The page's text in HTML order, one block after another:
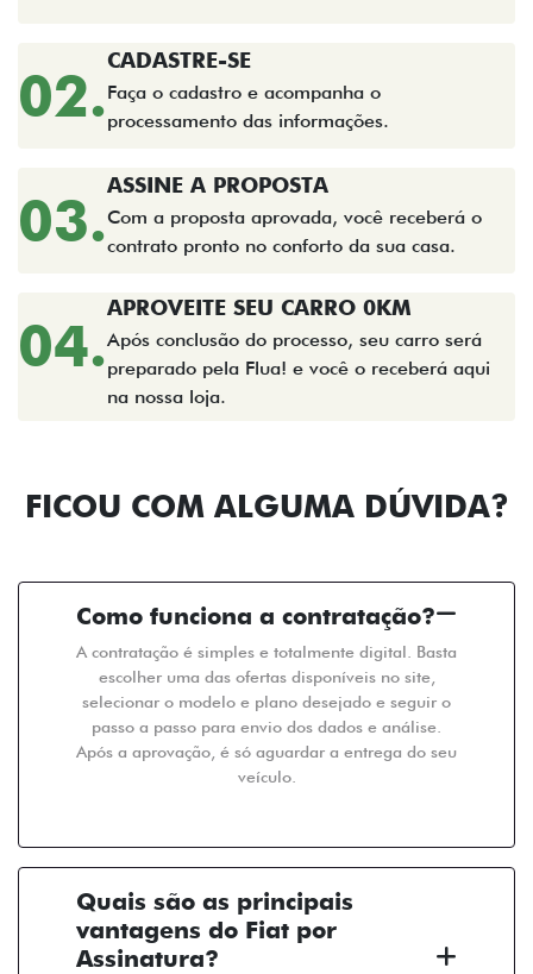
02.
CADASTRE-SE
Faça o cadastro e acompanha o
processamento das informações.
03.
ASSINE A PROPOSTA
Com a proposta aprovada, você receberá o
contrato pronto no conforto da sua casa.
04.
APROVEITE SEU CARRO 0KM
Após conclusão do processo, seu carro será
preparado pela Flua! e você o receberá aqui
na nossa loja.
FICOU COM ALGUMA DÚVIDA?
Como funciona a contratação?
A contratação é simples e totalmente digital. Basta
escolher uma das ofertas disponíveis no site,
selecionar o modelo e plano desejado e seguir o
passo a passo para envio dos dados e análise.
Após a aprovação, é só aguardar a entrega do seu
veículo.
Quais são as principais
vantagens do Fiat por
Assinatura?